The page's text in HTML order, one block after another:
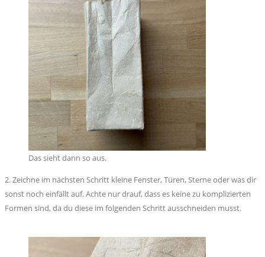
Das sieht dann so aus.
2. Zeichne im nächsten Schritt kleine Fenster, Türen, Sterne oder was dir
sonst noch einfällt auf. Achte nur drauf, dass es keine zu komplizierten
Formen sind, da du diese im folgenden Schritt ausschneiden musst.